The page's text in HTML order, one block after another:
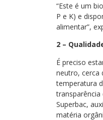
“Este é um
P e K) e
alimentar”,
2 –
É preciso
neutro, cerca
temperatura
Superbac,
matéria